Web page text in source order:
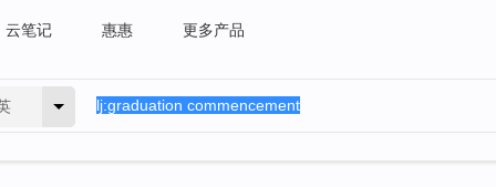
云笔记 惠惠 更多产品